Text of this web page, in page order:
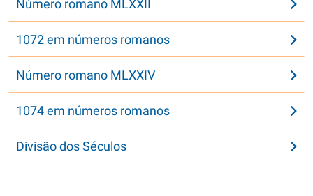
Número romano MLXXII
1072 em números romanos
Número romano MLXXIV
1074 em números romanos
Divisão dos Séculos